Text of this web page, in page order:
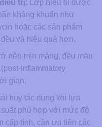
trị: Lớp biểu bì được
kháng khuẩn như
hoặc các sản phẩm
và hiệu quả hơn.
nên mịn màng, đều màu
inflammatory
gian.
huy tác dụng khi lựa
phù hợp với mức độ
cấp tính, cần ưu tiên các